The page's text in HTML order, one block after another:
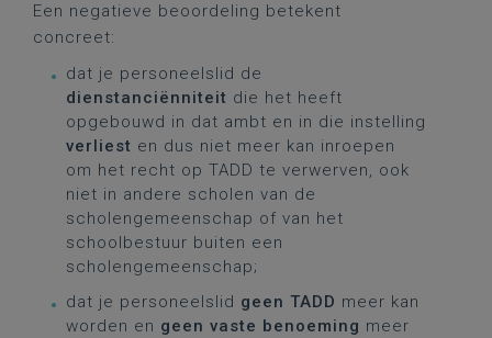
Een negatieve beoordeling betekent
concreet:
dat je personeelslid de
dienstanciënniteit die het heeft
opgebouwd in dat ambt en in die instelling
verliest en dus niet meer kan inroepen
om het recht op TADD te verwerven, ook
niet in andere scholen van de
scholengemeenschap of van het
schoolbestuur buiten een
scholengemeenschap;
dat je personeelslid geen TADD meer kan
worden en geen vaste benoeming meer